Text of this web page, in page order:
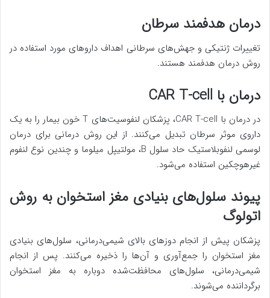
درمان هدفمند سرطان
تغییرات ژنتیکی و جهش‌های سرطانی اهداف داروهای مورد استفاده در
روش درمان هدفمند هستند.
درمان با CAR T-cell
در درمان با CAR T-cell، پزشکان لنفوسیت‌های T خون بیمار را به یک
داروی موثر سرطان تبدیل می‌کنند. از این روش درمانی برای درمان
لوسمی لنفوبلاستیک حاد سلول B، مولتیپل میلوما و چندین نوع لنفوم
غیرهوچکین استفاده می‌شود.
پیوند سلول‌های بنیادی مغز استخوان به روش
اتولوگ
پزشکان پیش از انجام دوزهای بالای شیمی‌درمانی، سلول‌های بنیادی
مغز استخوان را جمع‌آوری و آن‌ها را ذخیره می‌کنند. پس از انجام
شیمی‌درمانی، سلول‌های محافظت‌شده دوباره به مغز استخوان
برگرداننده می‌شوند.